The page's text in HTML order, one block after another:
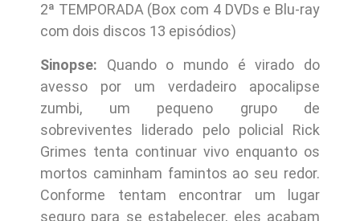
2ª TEMPORADA (Box com 4 DVDs e Blu-ray
com dois discos 13 episódios)
Sinopse: Quando o mundo é virado do
avesso por um verdadeiro apocalipse
zumbi, um pequeno grupo de
sobreviventes liderado pelo policial Rick
Grimes tenta continuar vivo enquanto os
mortos caminham famintos ao seu redor.
Conforme tentam encontrar um lugar
seguro para se estabelecer, eles acabam